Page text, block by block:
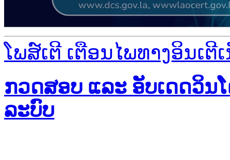
ໂພສ໌ເຕີ ເຕືອນໄພທາງອິນເຕີ
ກວດສອບ ແລະ ອັບເດດວິນ
ລະບົບ